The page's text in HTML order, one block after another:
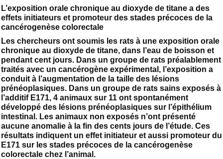
L’exposition orale chronique au dioxyde de titane a des
effets initiateurs et promoteur des stades précoces de la
cancérogenèse colorectale
Les chercheurs ont soumis les rats à une exposition orale
chronique au dioxyde de titane, dans l’eau de boisson et
pendant cent jours. Dans un groupe de rats préalablement
traités avec un cancérogène expérimental, l’exposition a
conduit à l’augmentation de la taille des lésions
prénéoplasiques. Dans un groupe de rats sains exposés à
l’additif E171, 4 animaux sur 11 ont spontanément
développé des lésions prénéoplasiques sur l’épithélium
intestinal. Les animaux non exposés n’ont présenté
aucune anomalie à la fin des cents jours de l’étude. Ces
résultats indiquent un effet initiateur et aussi promoteur du
E171 sur les stades précoces de la cancérogenèse
colorectale chez l’animal.